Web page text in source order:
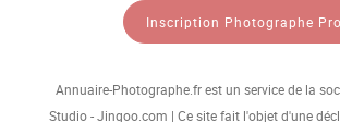
Inscription Photographe Pro
Annuaire-Photographe.fr est un service de la
Studio - Jingoo.com | Ce site fait l'objet d'une